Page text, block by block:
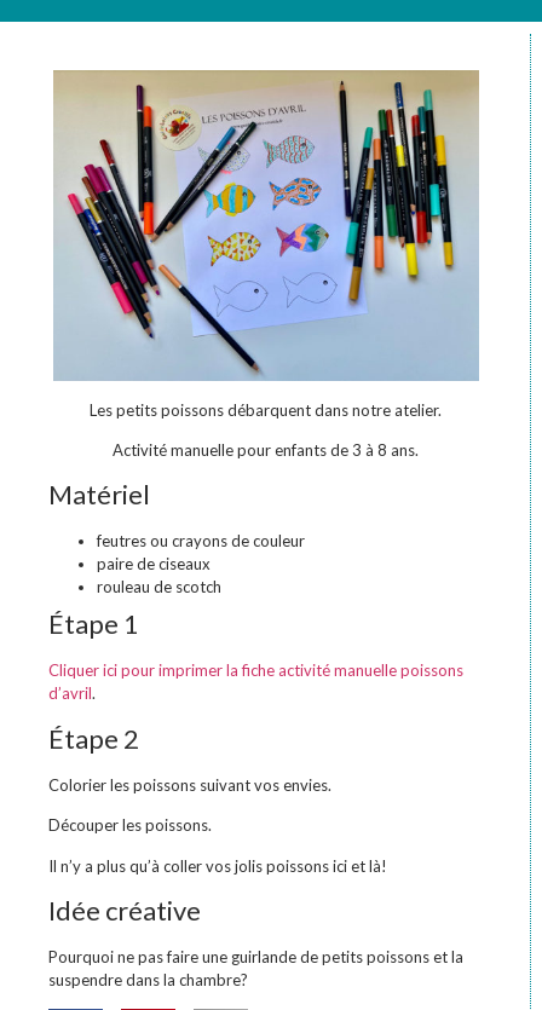
Les petits poissons débarquent dans notre atelier.
Activité manuelle pour enfants de 3 à 8 ans.
Matériel
feutres ou crayons de couleur
paire de ciseaux
rouleau de scotch
Étape 1
Cliquer ici pour imprimer la fiche activité manuelle poissons
d’avril.
Étape 2
Colorier les poissons suivant vos envies.
Découper les poissons.
Il n’y a plus qu’à coller vos jolis poissons ici et là!
Idée créative
Pourquoi ne pas faire une guirlande de petits poissons et la
suspendre dans la chambre?